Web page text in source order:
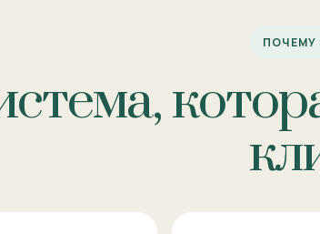
ПОЧЕМУ